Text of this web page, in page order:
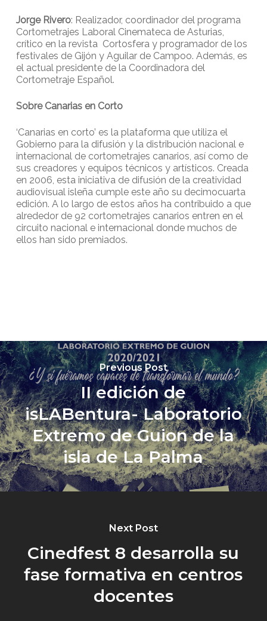
Jorge Rivero: Realizador, coordinador del programa
Cortometrajes Laboral Cinemateca de Asturias,
crítico en la revista Cortosfera y programador de los
festivales de Gijón y Aguilar de Campoo. Además, es
el actual presidente de la Coordinadora del
Cortometraje Español.
Sobre Canarias en Corto
‘Canarias en corto’ es la plataforma que utiliza el
Gobierno para la difusión y la distribución nacional e
internacional de cortometrajes canarios, así como de
sus creadores y equipos técnicos y artísticos. Creada
en 2006, esta iniciativa de difusión de la creatividad
audiovisual isleña cumple este año su decimocuarta
edición. A lo largo de estos años ha contribuido a que
alrededor de 92 cortometrajes canarios entren en el
circuito nacional e internacional donde muchos de
ellos han sido premiados.
Previous Post
II edición de
isLABentura- Laboratorio
Extremo de Guion de la
isla de La Palma
Next Post
Cinedfest 8 desarrolla su
fase formativa en centros
docentes